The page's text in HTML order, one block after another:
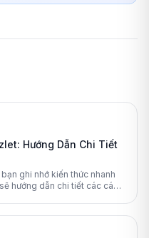
Hướng Dẫn Chi Tiết
ghi nhớ kiến thức nhanh
hướng dẫn chi tiết các cách